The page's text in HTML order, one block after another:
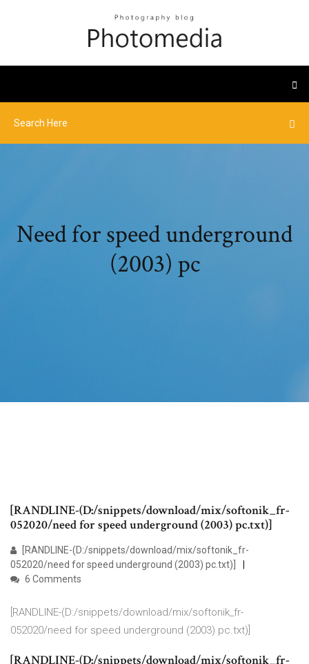
Need for speed underground
(2003) pc
[RANDLINE-(D:/snippets/download/mix/softonik_fr-
052020/need for speed underground (2003) pc.txt)]
[RANDLINE-(D:/snippets/download/mix/softonik_fr-
052020/need for speed underground (2003) pc.txt)]
6 Comments
[RANDLINE-(D:/snippets/download/mix/softonik_fr-
052020/need for speed underground (2003) pc.txt)]
[RANDLINE-(D:/snippets/download/mix/softonik_fr-